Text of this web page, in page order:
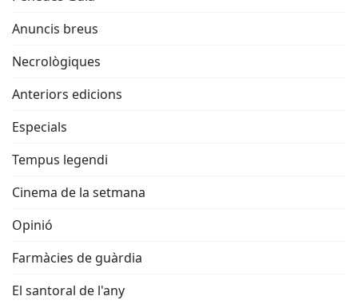
Anuncis breus
Necrològiques
Anteriors edicions
Especials
Tempus legendi
Cinema de la setmana
Opinió
Farmàcies de guàrdia
El santoral de l'any